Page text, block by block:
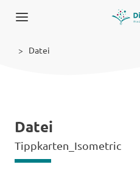
Datei
Datei
Tippkarten_Isometric